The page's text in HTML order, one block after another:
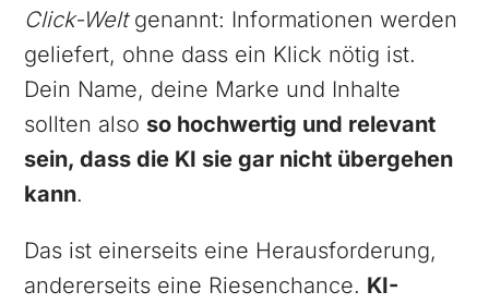
Click-Weltgenannt: Informationen werden
geliefert, ohne dass ein Klick nötig ist.
Dein Name, deine Marke und Inhalte
sollten also so hochwertig und relevant
sein, dass die KI sie gar nicht übergehen
kann.
Das ist einerseits eine Herausforderung,
andererseits eine Riesenchance. KI-